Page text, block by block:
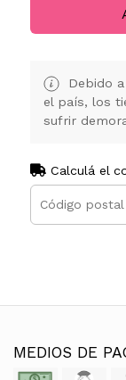
Debido
el país, los
sufrir
Calculá el
MEDIOS DE